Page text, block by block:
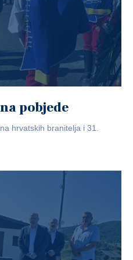
pobjede
hrvatskih branitelja i 31.